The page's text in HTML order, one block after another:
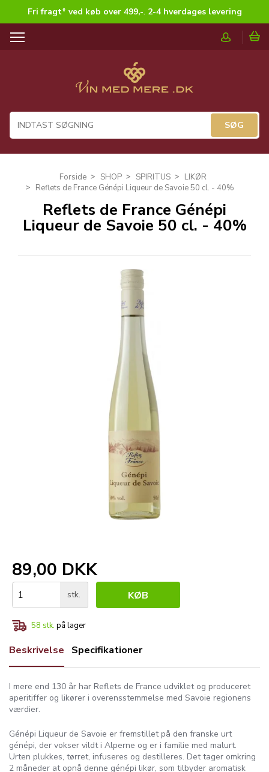
Fri fragt* ved køb over 499,-. 2-4 hverdages levering
T
a
i
Forside SHOP SPIRITUS
LIKØR
Reflets de France Génépi Liqueur de Savoie 50 cl. - 40%
Reflets de France Génépi
Liqueur de Savoie 50 cl. - 40%
89,00 DKK
stk. KØB
58 stk. på lager
Beskrivelse Specifikationer
I mere end 130 år har Reflets de France udviklet og produceret
aperitiffer og likører i overensstemmelse med Savoie regionens
værdier.
Génépi Liqueur de Savoie er fremstillet på den franske urt
génépi, der vokser vildt i Alperne og er i familie med malurt.
Urten plukkes, tørret, infuseres og destilleres. Det tager omkring
2 måneder at opnå denne génépi likør, som tilbyder aromatisk